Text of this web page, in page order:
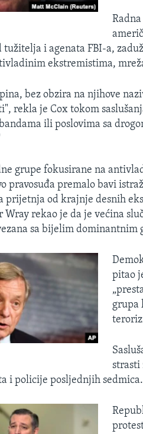
tužitelja i agenata FBI-a,
ekstremistima,
bez obzira na njihove
rekla je Cox tokom
ili poslovima sa
grupe fokusirane na
pravosuđa premalo bavi
prijetnja od krajnje desnih
Wray rekao je da je većina
sa bijelim dominantnim
pitao
grupa
strasti
i policije posljednjih sedmica.